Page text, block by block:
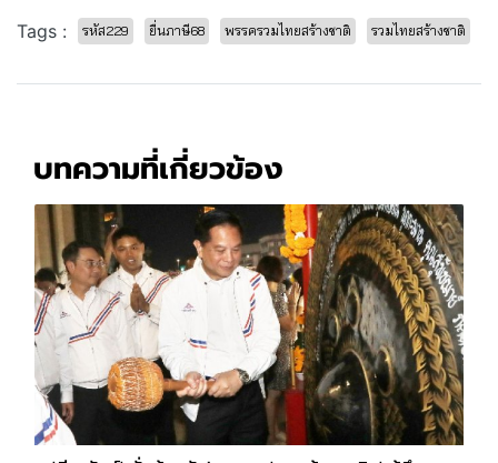
Tags : รหัส229 ยื่นภาษี68 พรรครวมไทยสร้างชาติ รวมไทยสร้างชาติ
บทความที่เกี่ยวข้อง